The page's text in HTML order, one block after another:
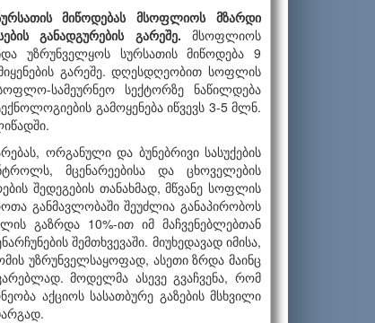
მიწოდებას მსოფლიოს მზარდი
განადგურების გარეშე. მსოფლიოს
უზრუნველყოს სურსათის მიწოდება 9
გარეშე. დღესდღეობით სოფლის
სამეურნეო სექტორზე ნაწილდება
გამოყენება იწვევს 3-5 მლნ.
ორგანული და ბუნებრივი სასუქების
მცენარეებისა და ცხოველების
შედეგების თანახმად, მწვანე სოფლის
განმავლობაში შეუძლია განაპირობოს
გაზრდა 10%-ით იმ მაჩვენებლებთან
შემთხვევაში. მიუხედავად იმისა,
უზრუნველსაყოფად, ასეთი ზრდა მაინც
მოდელმა ასევე გვაჩვენა, რომ
აქციოს სასათბურე გაზების მსხვილი